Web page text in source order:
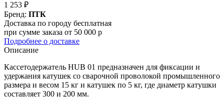
1 253 ₽
Бренд: ПТК
Доставка по городу бесплатная
при сумме заказа от 50 000 р
Подробнее о доставке
Описание
Кассетодержатель HUB 01 предназначен для фиксации и
удержания катушек со сварочной проволокой промышленного
размера и весом 15 кг и катушек по 5 кг, где диаметр катушки
составляет 300 и 200 мм.